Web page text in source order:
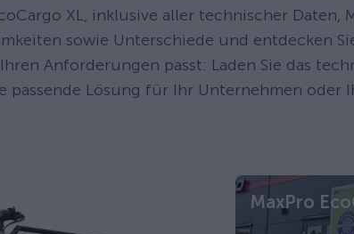
XL, inklusive aller technischer Daten,
sowie Unterschiede und entdecken
Anforderungen passt: Laden Sie das
Lösung für Ihr Unternehmen oder
MaxPro